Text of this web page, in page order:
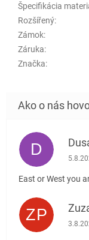
Špecifikácia
Rozšířený:
Zámok:
Záruka:
Značka:
D
East or West you
ZP